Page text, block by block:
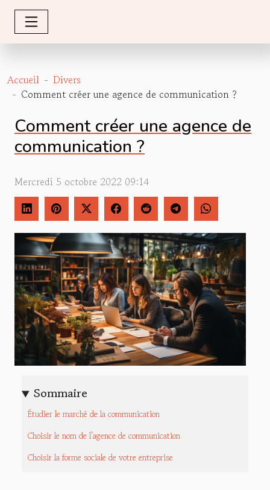
Accueil
Divers
Comment créer une agence de communication ?
Comment créer une agence de
communication ?
Mercredi 5 octobre 2022 09:14
Sommaire
Étudier le marché de la communication
Choisir le nom de l'agence de communication
Choisir la forme sociale de votre entreprise